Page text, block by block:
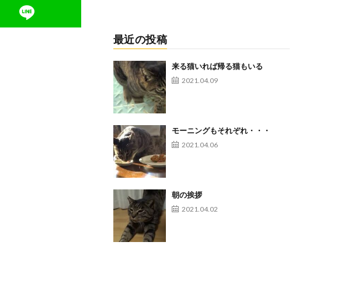
最近の投稿
来る猫いれば帰る猫もいる
2021.04.09
モーニングもそれぞれ・・・
2021.04.06
朝の挨拶
2021.04.02